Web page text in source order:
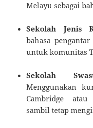
Melayu sebagai
Sekolah Jenis
bahasa
untuk komunitas
Sekolah
Menggunakan
Cambridge atau
sambil tetap